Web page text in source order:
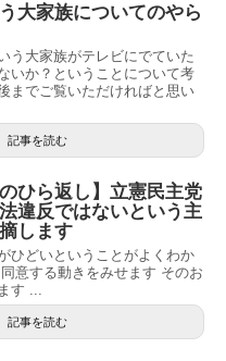
大家族についてのやら
う大家族がテレビにでていた
いか？ということについて考
までご覧いただければと思い
記事を読む
ひら返し】立憲民主党
違反ではないという主
します
ひどいということがよくわか
意する動きをみせます そのお
す ...
記事を読む